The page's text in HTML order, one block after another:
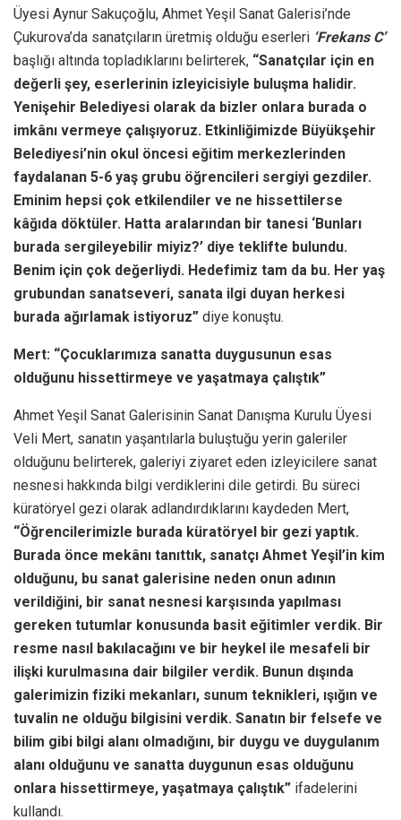
Üyesi Aynur Sakuçoğlu, Ahmet Yeşil Sanat Galerisi’nde
Çukurova’da sanatçıların üretmiş olduğu eserleri ‘Frekans C’
başlığı altında topladıklarını belirterek, “Sanatçılar için en
değerli şey, eserlerinin izleyicisiyle buluşma halidir.
Yenişehir Belediyesi olarak da bizler onlara burada o
imkânı vermeye çalışıyoruz. Etkinliğimizde Büyükşehir
Belediyesi’nin okul öncesi eğitim merkezlerinden
faydalanan 5-6 yaş grubu öğrencileri sergiyi gezdiler.
Eminim hepsi çok etkilendiler ve ne hissettilerse
kâğıda döktüler. Hatta aralarından bir tanesi ‘Bunları
burada sergileyebilir miyiz?’ diye teklifte bulundu.
Benim için çok değerliydi. Hedefimiz tam da bu. Her yaş
grubundan sanatseveri, sanata ilgi duyan herkesi
burada ağırlamak istiyoruz” diye konuştu.
Mert: “Çocuklarımıza sanatta duygusunun esas
olduğunu hissettirmeye ve yaşatmaya çalıştık”
Ahmet Yeşil Sanat Galerisinin Sanat Danışma Kurulu Üyesi
Veli Mert, sanatın yaşantılarla buluştuğu yerin galeriler
olduğunu belirterek, galeriyi ziyaret eden izleyicilere sanat
nesnesi hakkında bilgi verdiklerini dile getirdi. Bu süreci
küratöryel gezi olarak adlandırdıklarını kaydeden Mert,
“Öğrencilerimizle burada küratöryel bir gezi yaptık.
Burada önce mekânı tanıttık, sanatçı Ahmet Yeşil’in kim
olduğunu, bu sanat galerisine neden onun adının
verildiğini, bir sanat nesnesi karşısında yapılması
gereken tutumlar konusunda basit eğitimler verdik. Bir
resme nasıl bakılacağını ve bir heykel ile mesafeli bir
ilişki kurulmasına dair bilgiler verdik. Bunun dışında
galerimizin fiziki mekanları, sunum teknikleri, ışığın ve
tuvalin ne olduğu bilgisini verdik. Sanatın bir felsefe ve
bilim gibi bilgi alanı olmadığını, bir duygu ve duygulanım
alanı olduğunu ve sanatta duygunun esas olduğunu
onlara hissettirmeye, yaşatmaya çalıştık” ifadelerini
kullandı.